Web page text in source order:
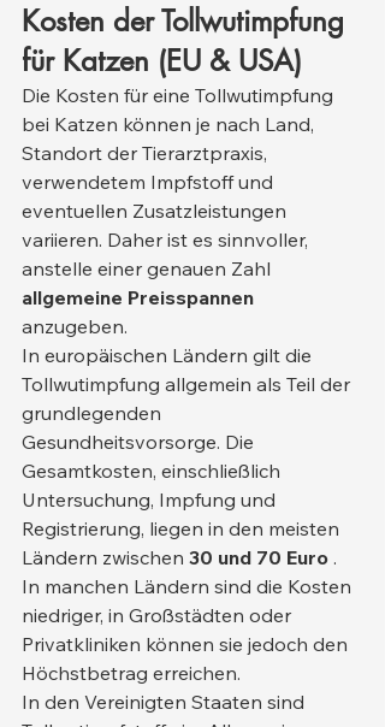
Kosten der Tollwutimpfung
für Katzen (EU & USA)
Die Kosten für eine Tollwutimpfung
bei Katzen können je nach Land,
Standort der Tierarztpraxis,
verwendetem Impfstoff und
eventuellen Zusatzleistungen
variieren. Daher ist es sinnvoller,
anstelle einer genauen Zahl
allgemeine Preisspannen
anzugeben.
In europäischen Ländern gilt die
Tollwutimpfung allgemein als Teil der
grundlegenden
Gesundheitsvorsorge. Die
Gesamtkosten, einschließlich
Untersuchung, Impfung und
Registrierung, liegen in den meisten
Ländern zwischen 30 und 70 Euro .
In manchen Ländern sind die Kosten
niedriger, in Großstädten oder
Privatkliniken können sie jedoch den
Höchstbetrag erreichen.
In den Vereinigten Staaten sind